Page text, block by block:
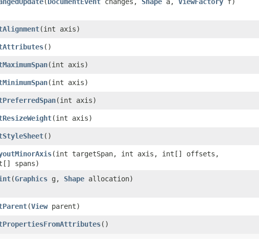
​(int axis)
​()
​(int axis)
​(int axis)
​(int axis)
​(int axis)
​()
​(int targetSpan, int axis, int[] offsets,
spans)
​(Graphics g, Shape allocation)
​(Viewparent)
​()